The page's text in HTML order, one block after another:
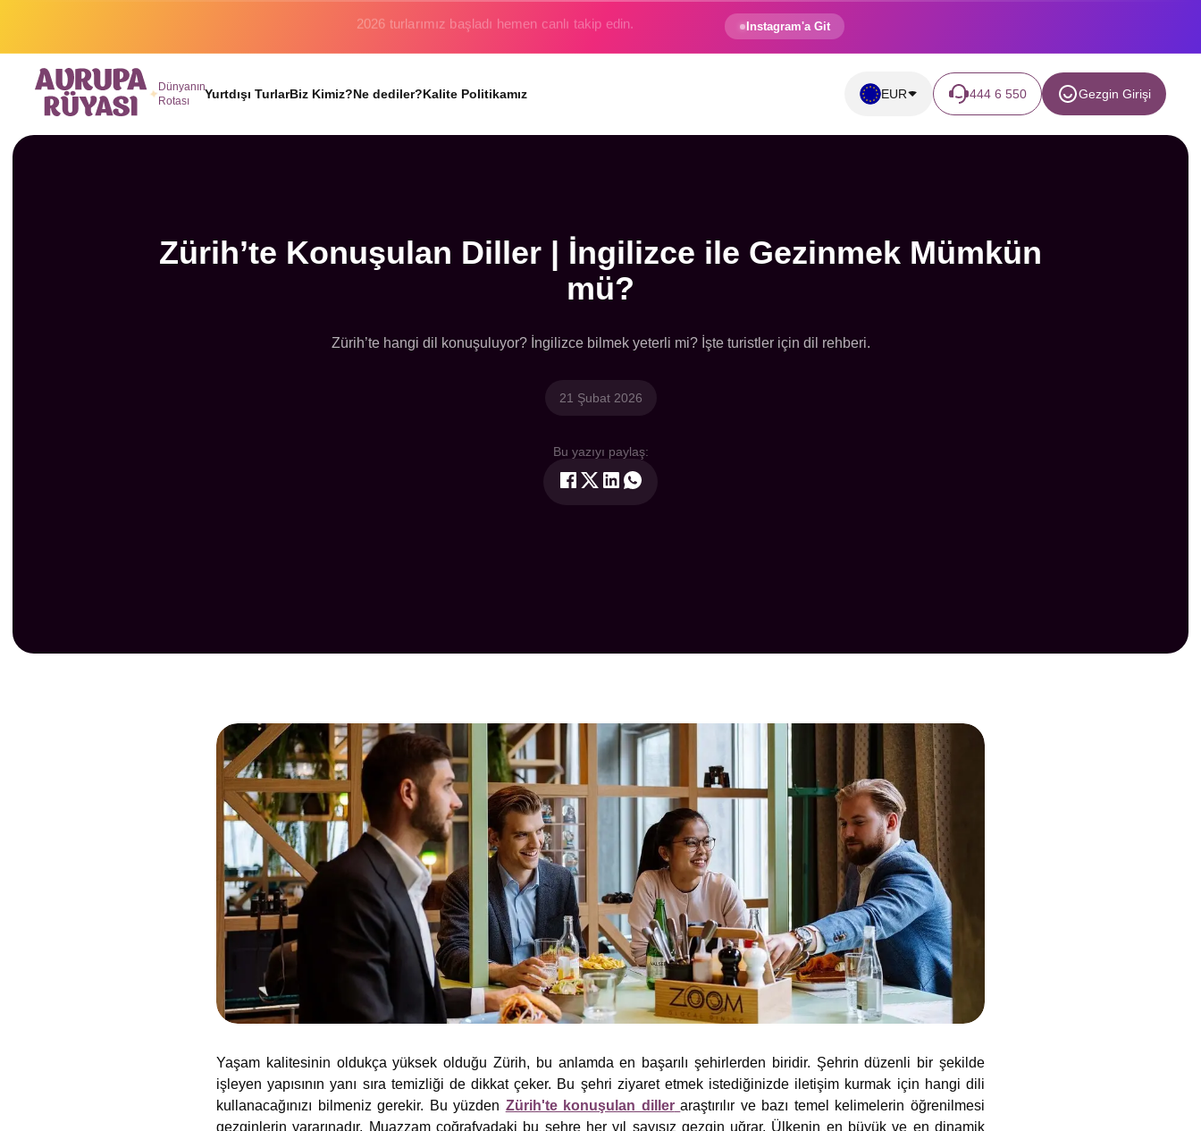
Binlerce gezginin hayali gerçek oluyor. Instagram'a Git
Dünyanın
Rotası
Yurtdışı TurlarBiz Kimiz?Ne dediler?Kalite Politikamız EUR 444 6 550 Gezgin Girişi
Zürih’te Konuşulan Diller | İngilizce ile Gezinmek Mümkün
mü?
Zürih’te hangi dil konuşuluyor? İngilizce bilmek yeterli mi? İşte turistler için dil rehberi.
21 Şubat 2026
Bu yazıyı paylaş:
Yaşam kalitesinin oldukça yüksek olduğu Zürih, bu anlamda en başarılı şehirlerden biridir. Şehrin düzenli bir şekilde
işleyen yapısının yanı sıra temizliği de dikkat çeker. Bu şehri ziyaret etmek istediğinizde iletişim kurmak için hangi dili
kullanacağınızı bilmeniz gerekir. Bu yüzden Zürih'te konuşulan diller araştırılır ve bazı temel kelimelerin öğrenilmesi
gezginlerin yararınadır. Muazzam coğrafyadaki bu şehre her yıl sayısız gezgin uğrar. Ülkenin en büyük ve en dinamik